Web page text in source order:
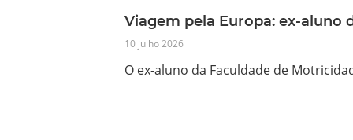
Viagem pela Europa: ex-aluno
10 julho 2026
O ex-aluno da Faculdade de